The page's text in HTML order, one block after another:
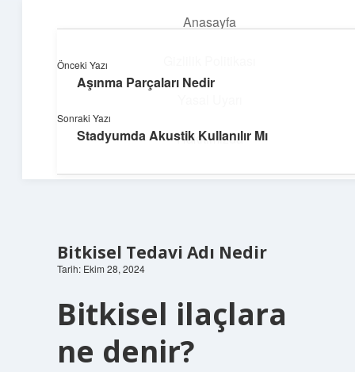
Anasayfa
Hakkımızda
Deniz Esintisi Hikayeler
Dalgalardan ilham alan neşeli bilgiler!
Bitkisel Tedavi Adı Nedir
Tarih: Ekim 28, 2024
Bitkisel ilaçlara
ne denir?
Önceki Yazı
Aşınma Parçaları Nedir
Sonraki Yazı
Stadyumda Akustik Kullanılır Mı